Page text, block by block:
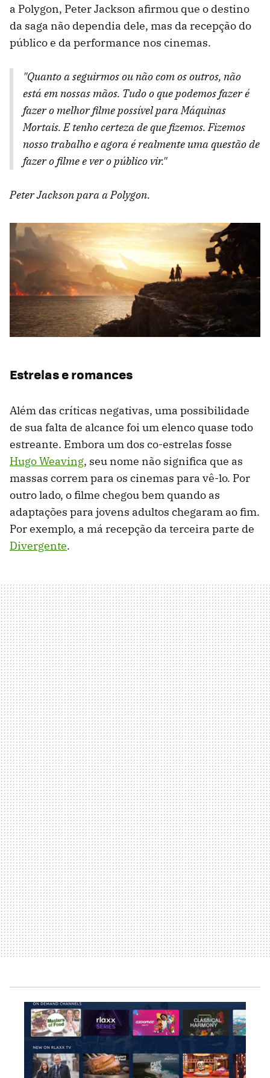
a Polygon, Peter Jackson afirmou que o destino
da saga não dependia dele, mas da recepção do
público e da performance nos cinemas.
"Quanto a seguirmos ou não com os outros, não
está em nossas mãos. Tudo o que podemos fazer é
fazer o melhor filme possível para Máquinas
Mortais. E tenho certeza de que fizemos. Fizemos
nosso trabalho e agora é realmente uma questão de
fazer o filme e ver o público vir."
Peter Jackson para a Polygon.
Estrelas e romances
Além das críticas negativas, uma possibilidade
de sua falta de alcance foi um elenco quase todo
estreante. Embora um dos co-estrelas fosse
Hugo Weaving, seu nome não significa que as
massas correm para os cinemas para vê-lo. Por
outro lado, o filme chegou bem quando as
adaptações para jovens adultos chegaram ao fim.
Por exemplo, a má recepção da terceira parte de
Divergente.